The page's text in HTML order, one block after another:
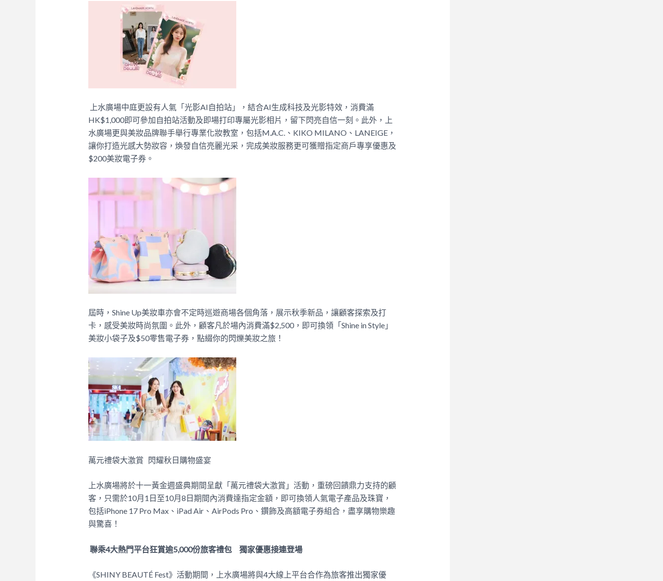
上水廣場中庭更設有人氣「光影AI自拍站」，結合AI生成科技及光影特效，消費滿
HK$1,000即可參加自拍站活動及即場打印專屬光影相片，留下閃亮自信一刻。此外，上
水廣場更與美妝品牌聯手舉行專業化妝教室，包括M.A.C.、KIKO MILANO、LANEIGE，
讓你打造光感大勢妝容，煥發自信亮麗光采，完成美妝服務更可獲贈指定商戶專享優惠及
$200美妝電子券。
屆時，Shine Up美妝車亦會不定時巡遊商場各個角落，展示秋季新品，讓顧客探索及打
卡，感受美妝時尚氛圍。此外，顧客凡於場內消費滿$2,500，即可換領「Shine in Style」
美妝小袋子及$50零售電子券，點綴你的閃爍美妝之旅！
萬元禮袋大激賞 閃耀秋日購物盛宴
上水廣場將於十一黃金週盛典期間呈獻「萬元禮袋大激賞」活動，重磅回饋鼎力支持的顧
客，只需於10月1日至10月8日期間內消費達指定金額，即可換領人氣電子產品及珠寶，
包括iPhone 17 Pro Max、iPad Air、AirPods Pro、鑽飾及高額電子券組合，盡享購物樂趣
與驚喜！
聯乘4大熱門平台狂賞逾5,000份旅客禮包 獨家優惠接連登場
《SHINY BEAUTÉ Fest》活動期間，上水廣場將與4大線上平台合作為旅客推出獨家優